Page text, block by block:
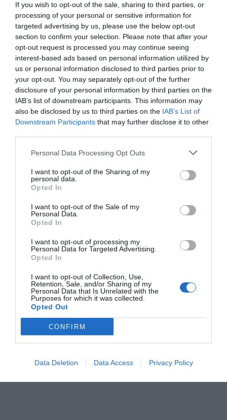
If you wish to opt-out of the sale, sharing to third parties, or
processing of your personal or sensitive information for
targeted advertising by us, please use the below opt-out
section to confirm your selection. Please note that after your
opt-out request is processed you may continue seeing
interest-based ads based on personal information utilized by
us or personal information disclosed to third parties prior to
your opt-out. You may separately opt-out of the further
disclosure of your personal information by third parties on the
IAB’s list of downstream participants. This information may
also be disclosed by us to third parties on the IAB’s List of
Downstream Participants that may further disclose it to other
Personal Data Processing Opt Outs
I want to opt-out of the Sharing of my
personal data.
Opted In
I want to opt-out of the Sale of my
Personal Data.
Opted In
I want to opt-out of processing my
Personal Data for Targeted Advertising.
Opted In
I want to opt-out of Collection, Use,
Retention, Sale, and/or Sharing of my
Personal Data that Is Unrelated with the
Purposes for which it was collected.
Opted Out
CONFIRM
Data Deletion Data Access Privacy Policy
De forma paralela, en la comarca deLa Costera, el
programa Pactem Futur del Pacte Territorial Costera-
Canal organiza una maratón de entrevistas que este
año ha tenido lugar en Xàtiva, consolidando un
modelo que va más allá de una feria de empleo
tradicional. Esta iniciativa pone el acento en la
relación directa entre el desarrollo económico y la
permanencia de la población en su entorno.
Más allá del funcionamiento inmediato de estas ferias,
su importancia reside en el contexto en el que se
enmarcan. Las comarcas del interior valenciano
llevan años enfrentándose a un proceso de pérdida de
población, especialmente entre los más jóvenes, que
se ven obligados a trasladarse a áreas metropolitanas
en busca de oportunidades laborales más amplias.
Esta dinámica provoca un debilitamiento progresivo
del tejido social, económico y de servicios en los
municipios más pequeños.